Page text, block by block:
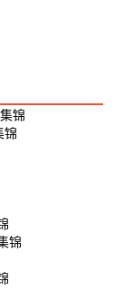
锦
锦
锦